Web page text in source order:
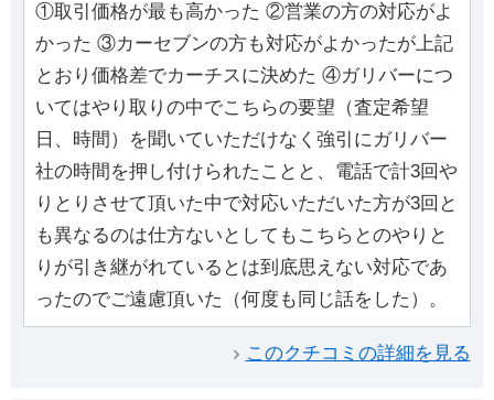
①取引価格が最も高かった ②営業の方の対応がよ
かった ③カーセブンの方も対応がよかったが上記
とおり価格差でカーチスに決めた ④ガリバーにつ
いてはやり取りの中でこちらの要望（査定希望
日、時間）を聞いていただけなく強引にガリバー
社の時間を押し付けられたことと、電話で計3回や
りとりさせて頂いた中で対応いただいた方が3回と
も異なるのは仕方ないとしてもこちらとのやりと
りが引き継がれているとは到底思えない対応であ
ったのでご遠慮頂いた（何度も同じ話をした）。
このクチコミの詳細を見る